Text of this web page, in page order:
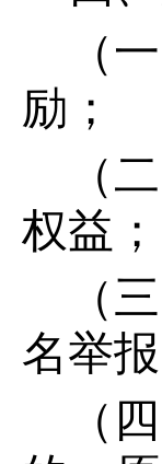
（
励；
（
权益；
（
名举
（